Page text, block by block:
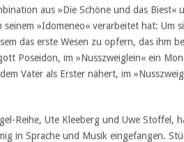
aus »Die Schöne und das Biest«
»Idomeneo« verarbeitet hat: Um
das erste Wesen zu opfern, das ihm
Poseidon, im »Nusszweiglein« ein
Vater als Erster nähert, im
Reihe, Ute Kleeberg und Uwe Stoffel,
in Sprache und Musik eingefangen.